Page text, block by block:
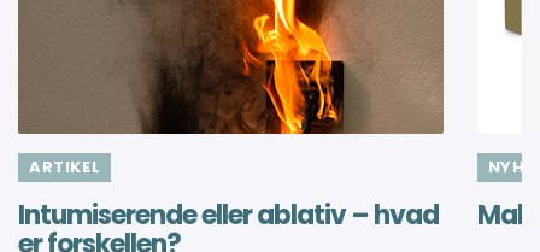
ARTIKEL
Intumiserende eller ablativ – hvad
er forskellen?